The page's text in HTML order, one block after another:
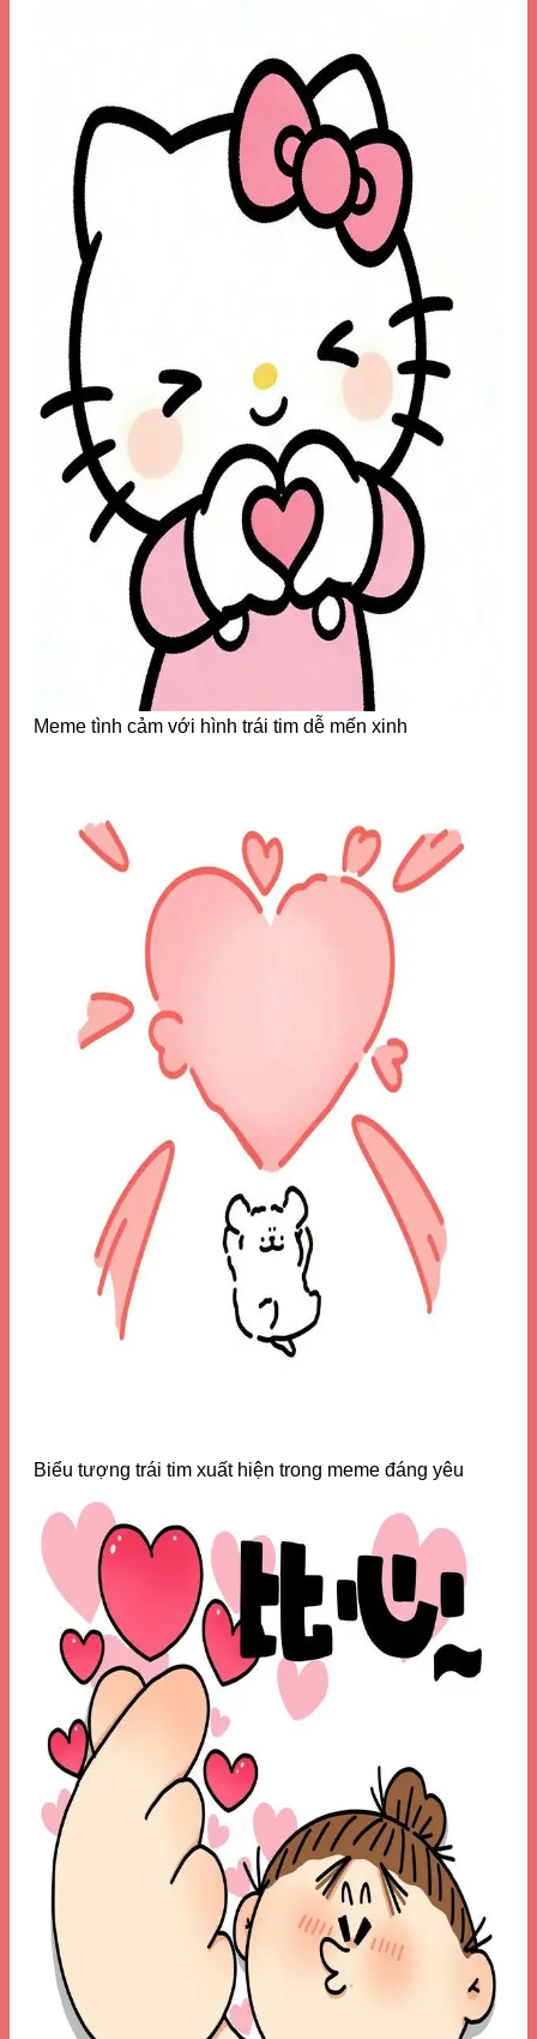
Meme tình cảm với hình trái tim dễ mến xinh
Biểu tượng trái tim xuất hiện trong meme đáng yêu